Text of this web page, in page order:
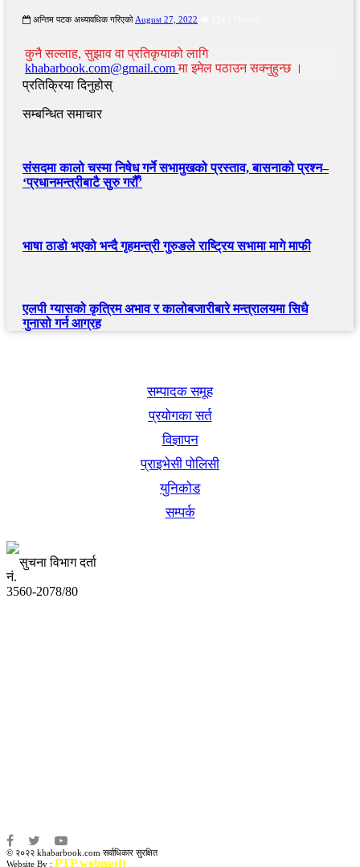
अन्तिम पटक अध्यावधिक गरिएको August 27, 2022
कुनै सल्लाह, सुझाव वा प्रतिकृयाको लागि
khabarbook.com@gmail.comमा इमेल पठाउन सक्नुहुन्छ ।
प्रतिक्रिया दिनुहोस्
सम्बन्धित समाचार
संसदमा कालो चस्मा निषेध गर्ने सभामुखको प्रस्ताव, बासनाको प्रश्न–
‘प्रधानमन्त्रीबाटै सुरु गरौँ’
भाषा ठाडो भएको भन्दै गृहमन्त्री गुरुङले राष्ट्रिय सभामा मागे माफी
एलपी ग्यासको कृत्रिम अभाव र कालोबजारीबारे मन्त्रालयमा सिधै
गुनासो गर्न आग्रह
सम्पादक समूह
प्रयोगका सर्त
विज्ञापन
प्राइभेसी पोलिसी
युनिकोड
सम्पर्क
सुचना विभाग दर्ता
नं.
3560-2078/80
© २०२२ khabarbook.com सर्वाधिकार सुरक्षित
Website By : PTP webnsoft